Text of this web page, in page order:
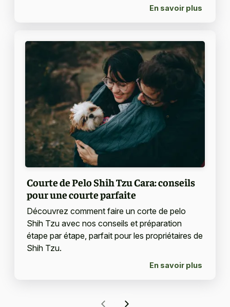
En savoir plus
Courte de Pelo Shih Tzu Cara: conseils
pour une courte parfaite
Découvrez comment faire un corte de pelo
Shih Tzu avec nos conseils et préparation
étape par étape, parfait pour les propriétaires de
Shih Tzu.
En savoir plus